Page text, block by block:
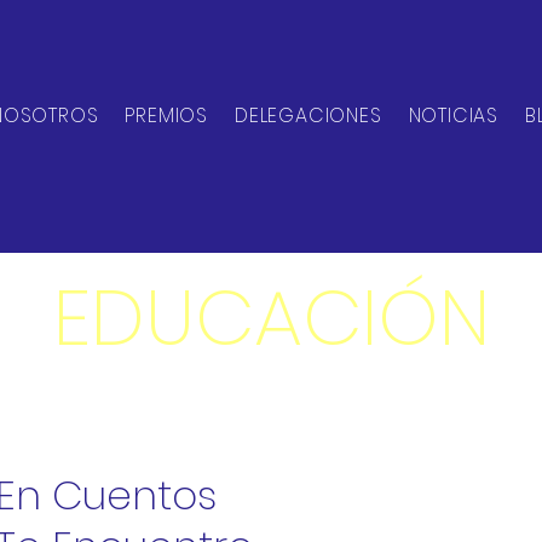
PREMIOS DELEGACIONES NOTICIAS
EDUCACIÓN
Cuentos